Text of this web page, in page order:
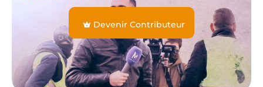
Devenir Contributeur